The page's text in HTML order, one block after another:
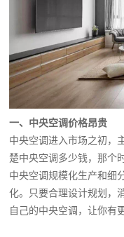
一、中央空调价格昂贵
中央空调进入市场之初，
楚中央空调多少钱，那个
中央空调规模化生产和细
化。只要合理设计规划，
自己的中央空调，让你有